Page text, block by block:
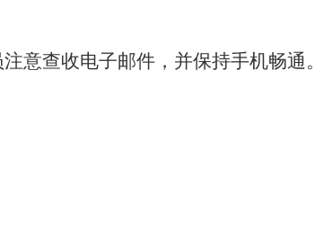
意查收电子邮件，并保持手机畅通。